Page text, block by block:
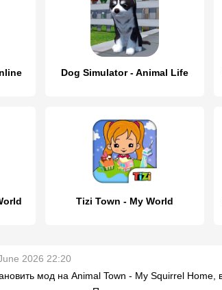
Dog Simulator - Animal Life
Tizi Town - My World
2026 22:20
мод на Animal Town - My Squirrel